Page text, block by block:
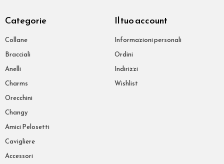
Categorie
Collane
Bracciali
Anelli
Charms
Orecchini
Changy
Amici Pelosetti
Cavigliere
Accessori
Il tuo account
Informazioni personali
Ordini
Indirizzi
Wishlist